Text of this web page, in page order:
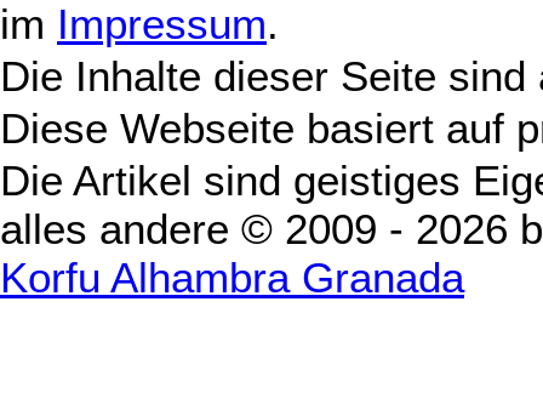
im Impressum.
Die Inhalte dieser Seite
Diese Webseite basiert auf
Die Artikel sind geistiges
alles andere © 2009 - 2026
Korfu Alhambra Granada